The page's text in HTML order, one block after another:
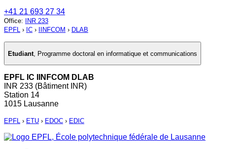
+41 21 693 27 34
Office:
INR 233
EPFL › IC › IINFCOM › DLAB
Etudiant Programme doctoral en informatique et communications
EPFL IC IINFCOM DLAB
INR 233 (Bâtiment INR)
Station 14
1015 Lausanne
EPFL › ETU › EDOC › EDIC